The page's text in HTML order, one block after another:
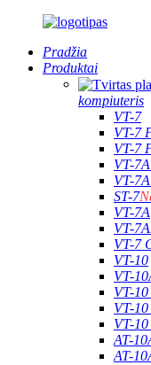
Pradžia
Produktai
kompiuteris
VT-7
VT-7
VT-7
VT-
VT-
ST-7
VT-7A
VT-
VT-7
VT-10
VT-
VT-
VT-
VT-
AT-
AT-